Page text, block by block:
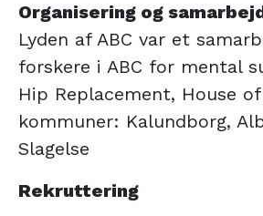
Organisering og
Lyden af ABC var et
forskere i ABC for mental
Hip Replacement, House
kommuner: Kalundborg,
Slagelse
Rekruttering